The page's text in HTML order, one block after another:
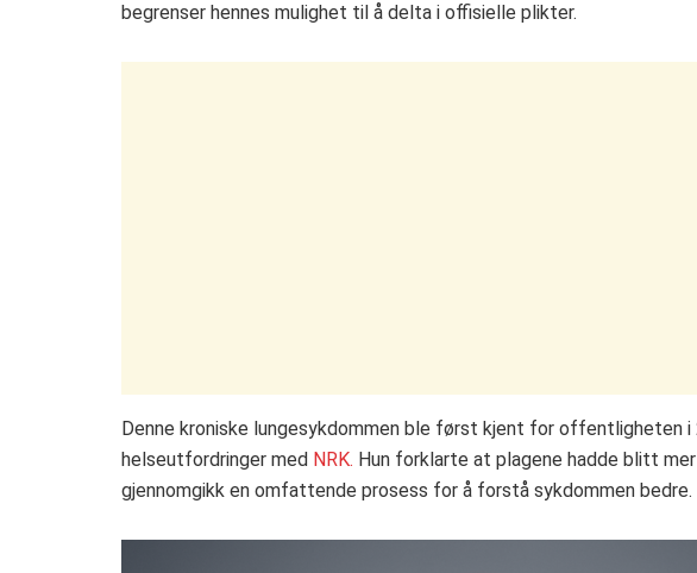
begrenser hennes mulighet til å delta i offisielle plikter.
Denne kroniske lungesykdommen ble først kjent for offentligheten i
helseutfordringer med NRK. Hun forklarte at plagene hadde blitt
gjennomgikk en omfattende prosess for å forstå sykdommen bedre.